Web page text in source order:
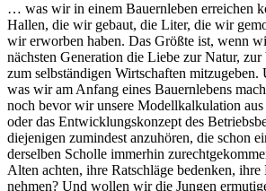
… was wir in einem Bauernleben erreichen
Hallen, die wir gebaut, die Liter, die wir
wir erworben haben. Das Größte ist, wenn
nächsten Generation die Liebe zur Natur,
zum selbständigen Wirtschaften mitzugeben.
was wir am Anfang eines Bauernlebens
noch bevor wir unsere Modellkalkulation aus
oder das Entwicklungskonzept des
diejenigen zumindest anzuhören, die schon
derselben Scholle immerhin
Alten achten, ihre Ratschläge bedenken, ihre
nehmen? Und wollen wir die Jungen